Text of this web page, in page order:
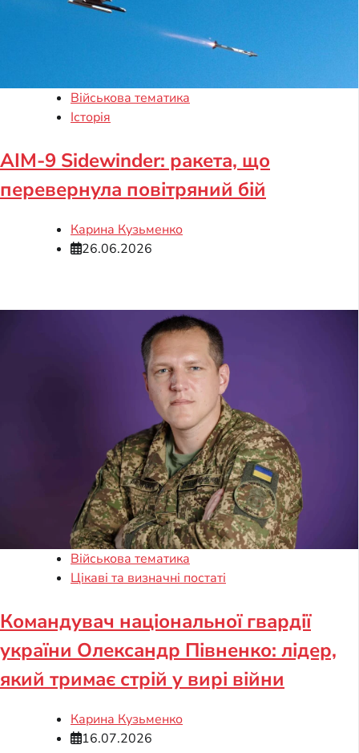
Військова тематика
Історія
АІМ-9 Sidewinder: ракета, що
перевернула повітряний бій
Карина Кузьменко
26.06.2026
Військова тематика
Цікаві та визначні постаті
Командувач національної гвардії
україни Олександр Півненко: лідер,
який тримає стрій у вирі війни
Карина Кузьменко
16.07.2026